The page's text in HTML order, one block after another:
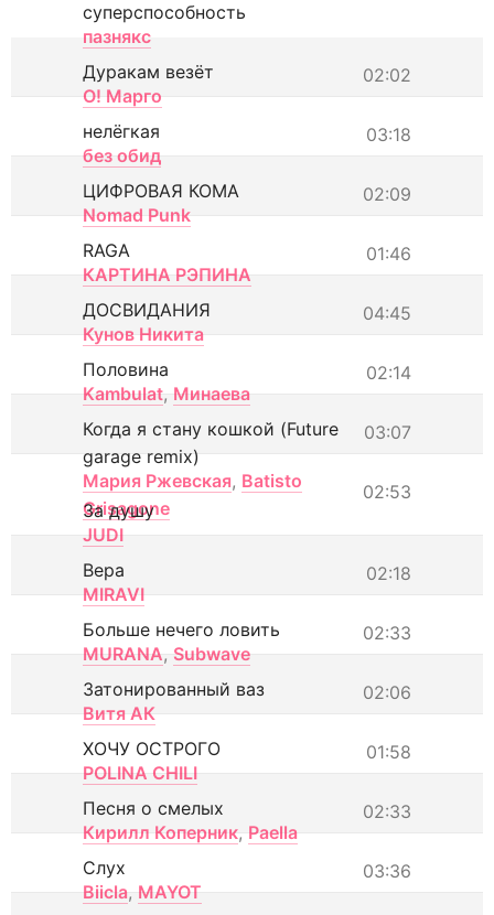
суперспособность
пазнякс
02:02
Дуракам везёт
О! Марго
03:18
нелёгкая
без обид
02:09
ЦИФРОВАЯ КОМА
Nomad Punk
01:46
RAGA
КАРТИНА РЭПИНА
04:45
ДОСВИДАНИЯ
Кунов Никита
02:14
Половина
Kambulat, Минаева
03:07
Когда я стану кошкой (Future
garage remix)
Мария Ржевская, Batisto
Grisagone
02:53
За душу
JUDI
02:18
Вера
MIRAVI
02:33
Больше нечего ловить
MURANA, Subwave
02:06
Затонированный ваз
Витя АК
01:58
ХОЧУ ОСТРОГО
POLINA CHILI
02:33
Песня о смелых
Кирилл Коперник, Paella
03:36
Слух
Biicla, MAYOT